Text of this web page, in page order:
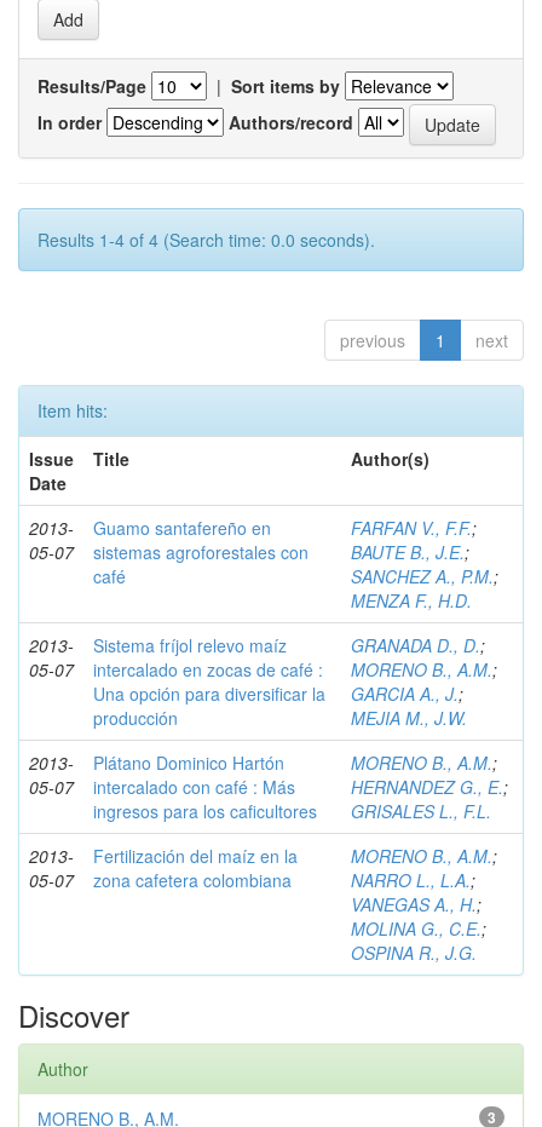
Results/Page | Sort items by
In order
Authors/record
Results 1-4 of 4 (Search time: 0.0 seconds).
previous 1 next
Item hits:
Issue
Date
Title Author(s)
2013-
05-07
Guamo santafereño en
sistemas agroforestales con
café
FARFAN V., F.F.;
BAUTE B., J.E.;
SANCHEZ A., P.M.;
MENZA F., H.D.
2013-
05-07
Sistema fríjol relevo maíz
intercalado en zocas de café :
Una opción para diversificar la
producción
GRANADA D., D.;
MORENO B., A.M.;
GARCIA A., J.;
MEJIA M., J.W.
2013-
05-07
Plátano Dominico Hartón
intercalado con café : Más
ingresos para los caficultores
MORENO B., A.M.;
HERNANDEZ G., E.;
GRISALES L., F.L.
2013-
05-07
Fertilización del maíz en la
zona cafetera colombiana
MORENO B., A.M.;
NARRO L., L.A.;
VANEGAS A., H.;
MOLINA G., C.E.;
OSPINA R., J.G.
Discover
Author
3
MORENO B., A.M.